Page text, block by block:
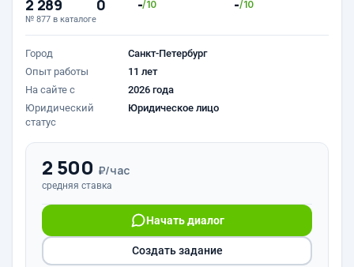
2 289
№ 877 в каталоге
0 -/10 -/10
Город
Санкт-Петербург
Опыт работы
11 лет
На сайте с
2026 года
Юридический
статус
Юридическое лицо
2 500 ₽/час
средняя ставка
Начать диалог
Создать задание